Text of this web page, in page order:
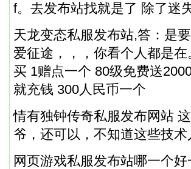
f。去发布站找就是了 除了迷
天龙变态私服发布站,答：是
爱征途，，，你看个人都是
买 1赠点一个 80级免费送
就充钱 300人民币一个
情有独钟传奇私服发布网站
爷，还可以，不知道这些技
网页游戏私服发布站哪一个